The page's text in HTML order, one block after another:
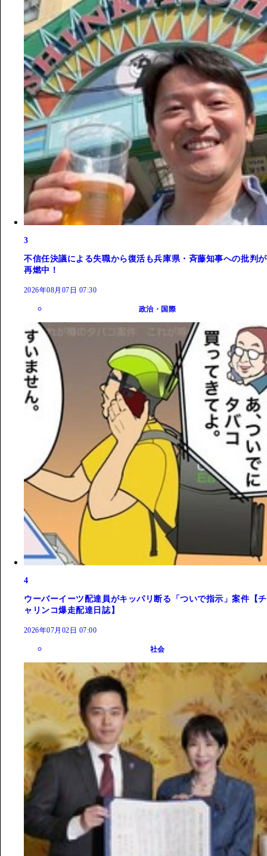
3
不信任決議による失職から復活も兵庫県・斉藤知事への批判が
再燃中！
2026年08月07日 07:30
政治・国際
4
ウーバーイーツ配達員がキッパリ断る「ついで指示」案件【チ
ャリンコ爆走配達日誌】
2026年07月02日 07:00
社会